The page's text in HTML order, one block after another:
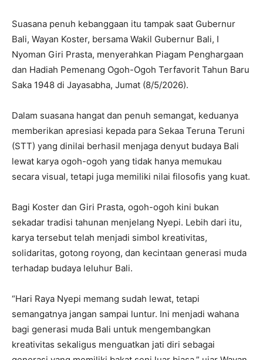
Suasana penuh kebanggaan itu tampak saat Gubernur
Bali, Wayan Koster, bersama Wakil Gubernur Bali, I
Nyoman Giri Prasta, menyerahkan Piagam Penghargaan
dan Hadiah Pemenang Ogoh-Ogoh Terfavorit Tahun Baru
Saka 1948 di Jayasabha, Jumat (8/5/2026).
Dalam suasana hangat dan penuh semangat, keduanya
memberikan apresiasi kepada para Sekaa Teruna Teruni
(STT) yang dinilai berhasil menjaga denyut budaya Bali
lewat karya ogoh-ogoh yang tidak hanya memukau
secara visual, tetapi juga memiliki nilai filosofis yang kuat.
Bagi Koster dan Giri Prasta, ogoh-ogoh kini bukan
sekadar tradisi tahunan menjelang Nyepi. Lebih dari itu,
karya tersebut telah menjadi simbol kreativitas,
solidaritas, gotong royong, dan kecintaan generasi muda
terhadap budaya leluhur Bali.
“Hari Raya Nyepi memang sudah lewat, tetapi
semangatnya jangan sampai luntur. Ini menjadi wahana
bagi generasi muda Bali untuk mengembangkan
kreativitas sekaligus menguatkan jati diri sebagai